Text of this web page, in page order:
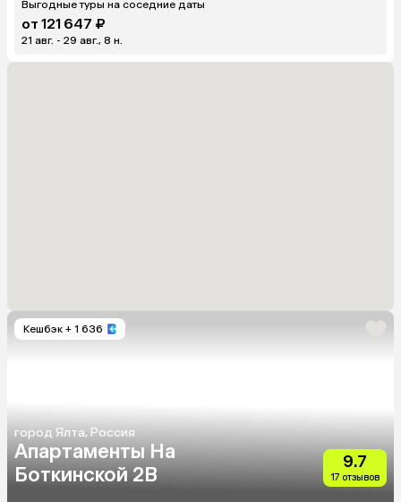
Выгодные туры на соседние даты
от 121 647 ₽
21 авг. - 29 авг., 8 н.
Кешбэк + 1 636
город Ялта, Россия
Апартаменты На
Боткинской 2В
9.7
17 отзывов